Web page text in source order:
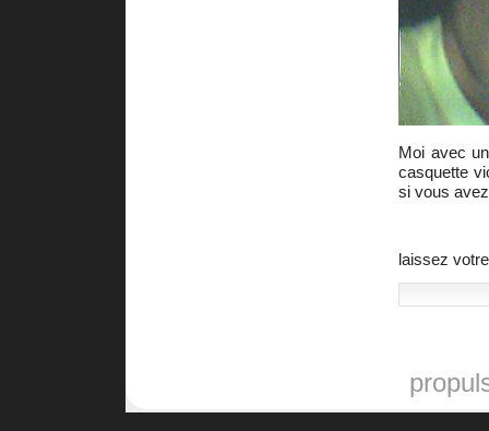
Moi avec
casquette
si vous
laissez